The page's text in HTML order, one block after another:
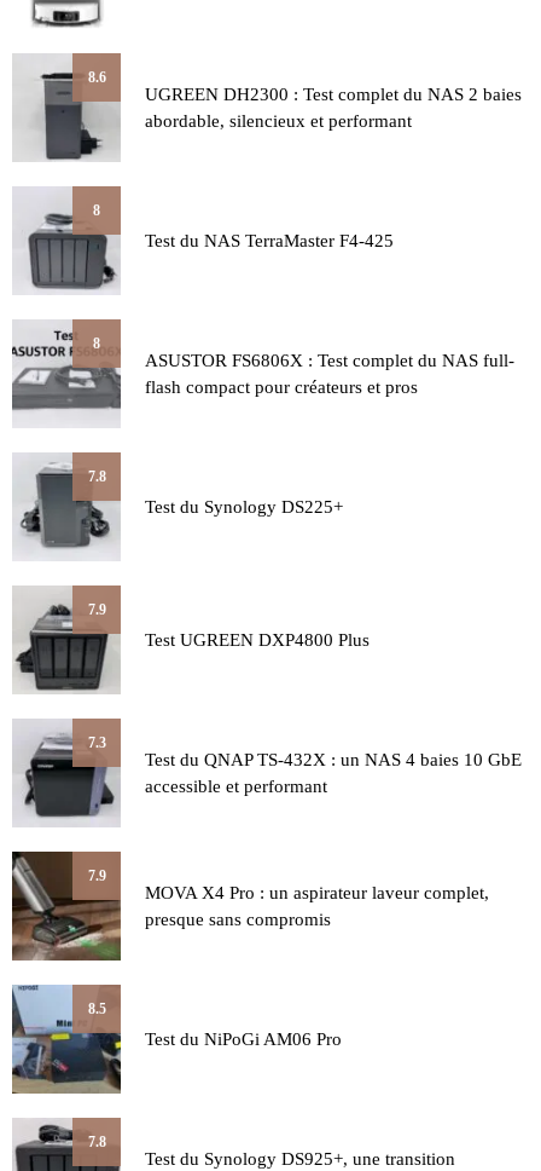
8.6
UGREEN DH2300 : Test complet du NAS 2 baies
abordable, silencieux et performant
8
Test du NAS TerraMaster F4-425
8
ASUSTOR FS6806X : Test complet du NAS full-
flash compact pour créateurs et pros
7.8
Test du Synology DS225+
7.9
Test UGREEN DXP4800 Plus
7.3
Test du QNAP TS-432X : un NAS 4 baies 10 GbE
accessible et performant
7.9
MOVA X4 Pro : un aspirateur laveur complet,
presque sans compromis
8.5
Test du NiPoGi AM06 Pro
7.8
Test du Synology DS925+, une transition